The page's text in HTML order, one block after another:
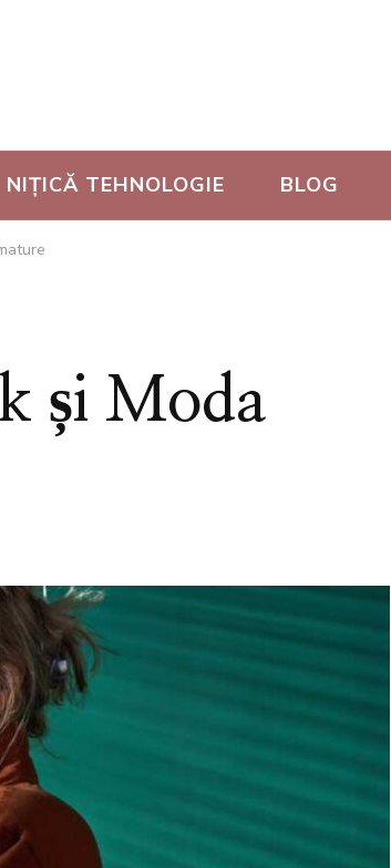
NIȚICĂ TEHNOLOGIE BLOG
și Moda